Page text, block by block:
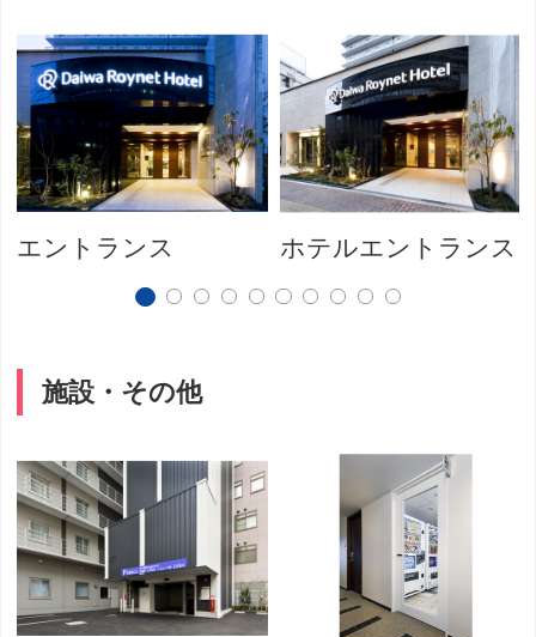
エントランス ホテルエントランス
施設・その他